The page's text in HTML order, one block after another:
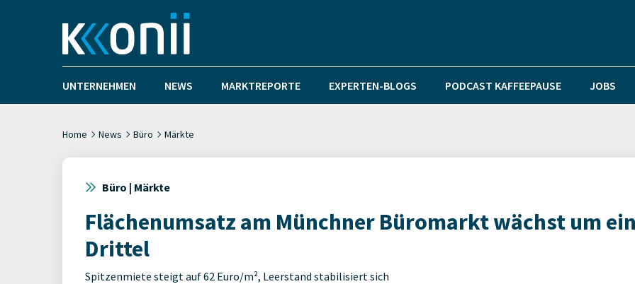
UNTERNEHMEN NEWS MARKTREPORTE EXPERTEN-BLOGS PODCAST KAFFEEPAUSE JOBS
Home News Büro Märkte
Büro | Märkte
Flächenumsatz am Münchner Büromarkt wächst um ein
Drittel
Spitzenmiete steigt auf 62 Euro/m², Leerstand stabilisiert sich